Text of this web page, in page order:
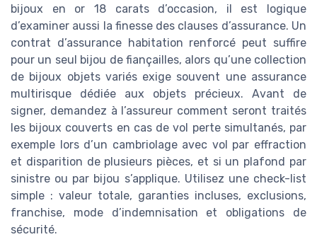
bijoux en or 18 carats d’occasion, il est logique
d’examiner aussi la finesse des clauses d’assurance. Un
contrat d’assurance habitation renforcé peut suffire
pour un seul bijou de fiançailles, alors qu’une collection
de bijoux objets variés exige souvent une assurance
multirisque dédiée aux objets précieux. Avant de
signer, demandez à l’assureur comment seront traités
les bijoux couverts en cas de vol perte simultanés, par
exemple lors d’un cambriolage avec vol par effraction
et disparition de plusieurs pièces, et si un plafond par
sinistre ou par bijou s’applique. Utilisez une check-list
simple : valeur totale, garanties incluses, exclusions,
franchise, mode d’indemnisation et obligations de
sécurité.